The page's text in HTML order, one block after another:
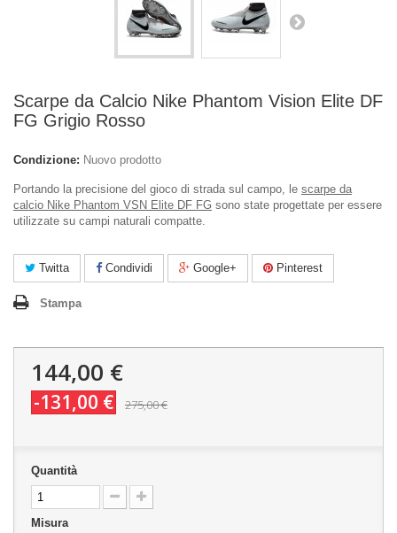
Scarpe da Calcio Nike Phantom Vision Elite DF
FG Grigio Rosso
Condizione: Nuovo prodotto
Portando la precisione del gioco di strada sul campo, le scarpe da
calcio Nike Phantom VSN Elite DF FG sono state progettate per essere
utilizzate su campi naturali compatte.
Twitta Condividi Google+ Pinterest
Stampa
144,00 €
-131,00 € 275,00 €
Quantità
Misura